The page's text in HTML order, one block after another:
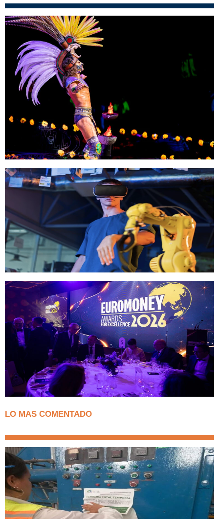
LO MAS COMENTADO